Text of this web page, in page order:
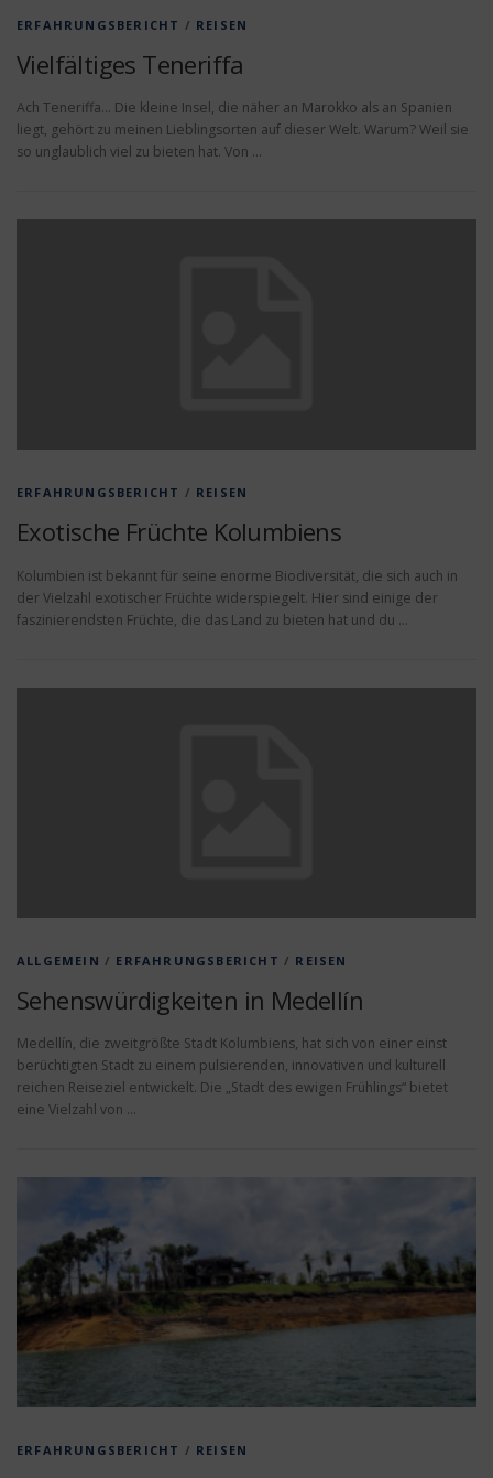
ERFAHRUNGSBERICHT / REISEN
Vielfältiges Teneriffa
Ach Teneriffa… Die kleine Insel, die näher an Marokko als an Spanien
liegt, gehört zu meinen Lieblingsorten auf dieser Welt. Warum? Weil sie
so unglaublich viel zu bieten hat. Von …
ERFAHRUNGSBERICHT / REISEN
Exotische Früchte Kolumbiens
Kolumbien ist bekannt für seine enorme Biodiversität, die sich auch in
der Vielzahl exotischer Früchte widerspiegelt. Hier sind einige der
faszinierendsten Früchte, die das Land zu bieten hat und du …
ALLGEMEIN / ERFAHRUNGSBERICHT / REISEN
Sehenswürdigkeiten in Medellín
Medellín, die zweitgrößte Stadt Kolumbiens, hat sich von einer einst
berüchtigten Stadt zu einem pulsierenden, innovativen und kulturell
reichen Reiseziel entwickelt. Die „Stadt des ewigen Frühlings“ bietet
eine Vielzahl von …
ERFAHRUNGSBERICHT / REISEN